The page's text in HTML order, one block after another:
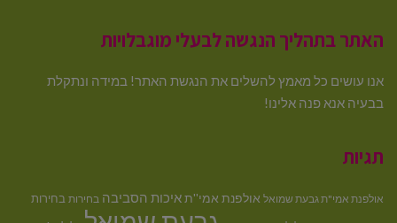
האתר בתהליך הנגשה לבעלי מוגבלויות
אנו עושים כל מאמץ להשלים את הנגשת האתר! במידה ונתקלת
בבעיה אנא פנה אלינו!
תגיות
אולפנת אמי"ת גבעת שמואל אולפנת אמי''תאיכות הסביבה בחירות בחירות